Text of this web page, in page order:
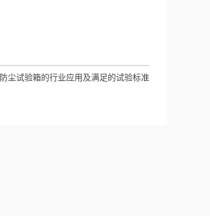
防尘试验箱的行业应用及满足的试验标准